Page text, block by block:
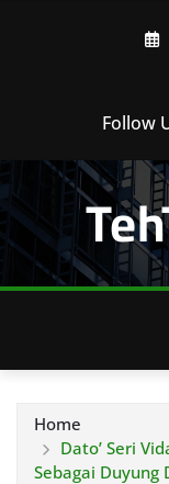
Follow
Home
Dato’ Seri
Sebagai Duyung